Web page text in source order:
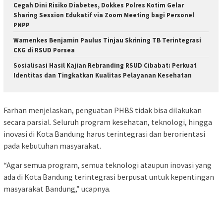
Cegah Dini Risiko Diabetes, Dokkes Polres Kotim Gelar
Sharing Session Edukatif via Zoom Meeting bagi Personel
PNPP
Wamenkes Benjamin Paulus Tinjau Skrining TB Terintegrasi
CKG di RSUD Porsea
Sosialisasi Hasil Kajian Rebranding RSUD Cibabat: Perkuat
Identitas dan Tingkatkan Kualitas Pelayanan Kesehatan
Farhan menjelaskan, penguatan PHBS tidak bisa dilakukan
secara parsial. Seluruh program kesehatan, teknologi, hingga
inovasi di Kota Bandung harus terintegrasi dan berorientasi
pada kebutuhan masyarakat.
“Agar semua program, semua teknologi ataupun inovasi yang
ada di Kota Bandung terintegrasi berpusat untuk kepentingan
masyarakat Bandung,” ucapnya.